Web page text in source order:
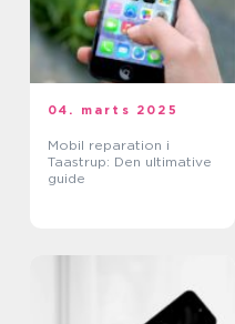
04. marts 2025
Mobil reparation i
Taastrup: Den ultimative
guide